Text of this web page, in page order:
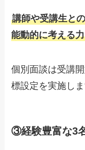
講師や受講生と
能動的に考える
個別面談は受講
標設定を実施しま
③経験豊富な3